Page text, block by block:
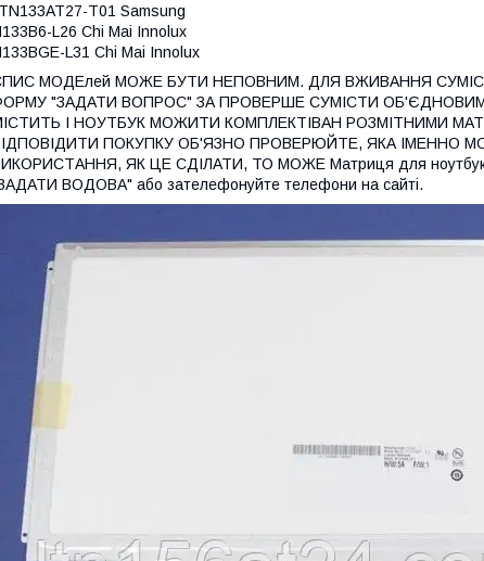
T01 Samsung
L26 Chi Mai Innolux
L31 Chi Mai Innolux
МОДЕлей МОЖЕ БУТИ НЕПОВНИМ. ДЛЯ ВЖИВАННЯ
"ЗАДАТИ ВОПРОС" ЗА ПРОВЕРШЕ СУМІСТИ
І НОУТБУК МОЖИТИ КОМПЛЕКТІВАН РОЗМІТНИМИ
ПОКУПКУ ОБ'ЯЗНО ПРОВЕРЮЙТЕ, ЯКА ІМЕННО
ЯК ЦЕ СДІЛАТИ, ТО МОЖЕ Матриця для
ВОДОВА" або зателефонуйте телефони на сайті.